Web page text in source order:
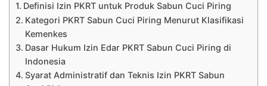
Definisi Izin PKRT untuk Produk Sabun Cuci Piring
Kategori PKRT Sabun Cuci Piring Menurut Klasifikasi
Kemenkes
Dasar Hukum Izin Edar PKRT Sabun Cuci Piring di
Indonesia
Syarat Administratif dan Teknis Izin PKRT Sabun